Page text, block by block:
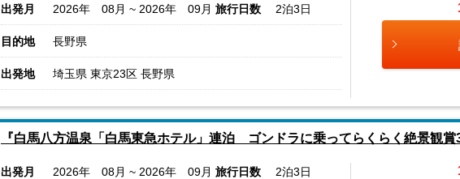
出発月 2026年 08月 ~ 2026年 09月 旅行日数 2泊3日
目的地 長野県
出発地 埼玉県 東京23区 長野県
『白馬八方温泉「白馬東急ホテル」連泊 ゴンドラに乗ってらくらく絶景観賞
出発月 2026年 08月 ~ 2026年 09月 旅行日数 2泊3日